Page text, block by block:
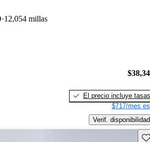
12,054 millas
El precio incluye tasas
$717/mes
Verif. disponibilidad